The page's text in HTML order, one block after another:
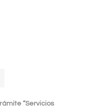
“Servicios